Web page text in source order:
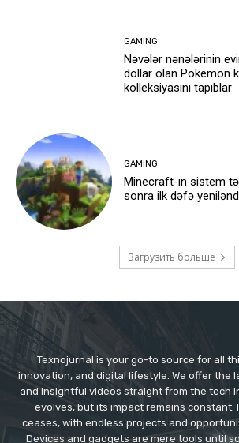
GAMING
Nəvələr nənələrinin
dollar olan Pokemon
kolleksiyasını tapıblar
GAMING
Minecraft-ın sistem
sonra ilk dəfə
Загрузить больше
Texnojurnal is your go-to source for all
innovation, and digital lifestyle. We offer the
and insightful videos straight from the tech
evolves, but its impact remains constant.
ceases, with endless projects and
Devices and gadgets are mere tools until